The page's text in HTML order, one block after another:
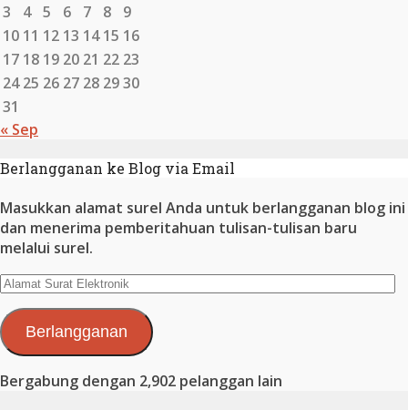
3
4 5 6 7 8
9
10 11 12 13 14 15 16
17 18 19 20 21 22 23
24 25 26 27 28 2930
31
« Sep
Berlangganan ke Blog via Email
Masukkan alamat surel Anda untuk berlangganan blog ini
dan menerima pemberitahuan tulisan-tulisan baru
melalui surel.
Alamat
Elektronik
Berlangganan
Bergabung dengan 2,902 pelanggan lain